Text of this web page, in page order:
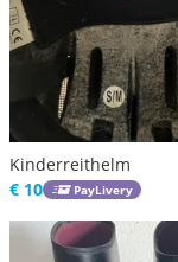
Kinderreithelm
€ 10
PayLivery